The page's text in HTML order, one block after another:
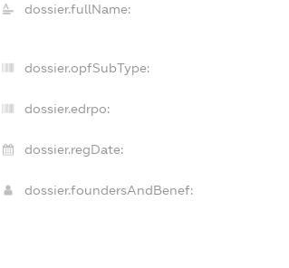
dossier.fullName:
dossier.opfSubType:
dossier.edrpo:
dossier.regDate:
dossier.foundersAndBenef: